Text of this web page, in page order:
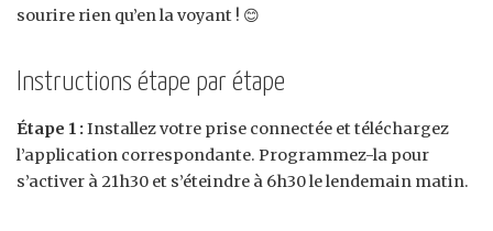
sourire rien qu’en la voyant ! 😊
Instructions étape par étape
Étape 1 : Installez votre prise connectée et téléchargez
l’application correspondante. Programmez-la pour
s’activer à 21h30 et s’éteindre à 6h30 le lendemain matin.